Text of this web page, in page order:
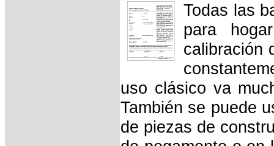
Todas las
para
calibración
uso clásico va
También se puede
de piezas de